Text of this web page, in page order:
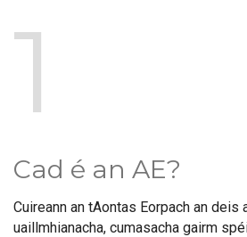
1
Cad é an AE?
Cuireann an tAontas Eorpach an deis
uaillmhianacha, cumasacha gairm